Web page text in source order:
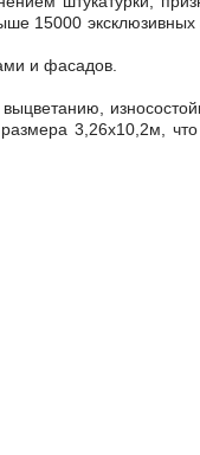
15000 эксклюзивных
и фасадов.
выцветанию,
3,26х10,2м,